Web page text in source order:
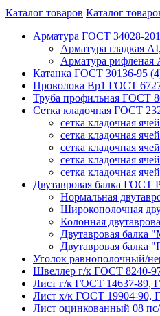
Каталог товаров Каталог
Арматура ГОСТ 34028-
Арматура гладкая
Арматура
Катанка ГОСТ 30136-95
Проволока Вр1 ГОСТ
Труба профильная ГОСТ
Сетка кладочная ГОСТ
сетка кладочная
сетка кладочная
сетка кладочная
сетка кладочная
сетка кладочная
Двутавровая балка
Нормальная
Широкополочная
Колонная
Двутавровая балка
Двутавровая балка
Уголок равнополочный/
Швеллер г/к ГОСТ 8240-
Лист г/к ГОСТ 14637-89,
Лист х/к ГОСТ 19904-90,
Лист оцинкованный 08